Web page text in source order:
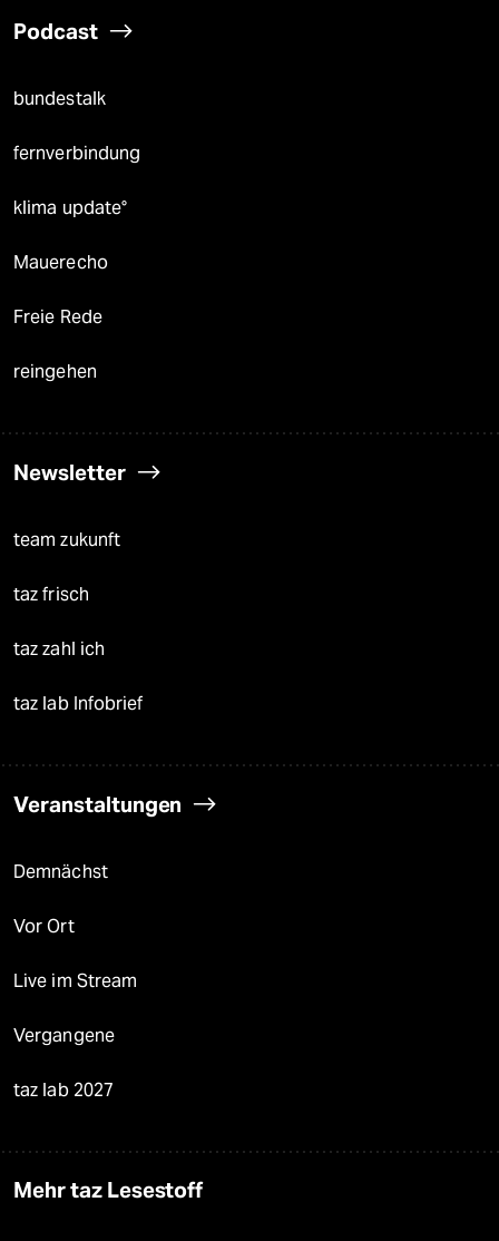
Podcast
bundestalk
fernverbindung
klima update°
Mauerecho
Freie Rede
reingehen
Newsletter
team zukunft
taz frisch
taz zahl ich
taz lab Infobrief
Veranstaltungen
Demnächst
Vor Ort
Live im Stream
Vergangene
taz lab 2027
Mehr taz Lesestoff